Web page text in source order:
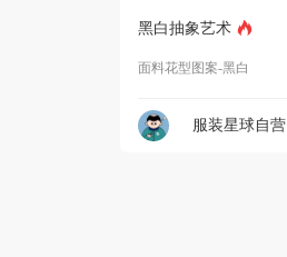
黑白抽象艺术
面料花型图案-黑白
服装星球自营